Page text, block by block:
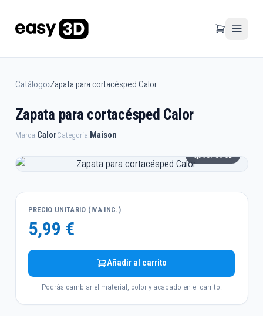
Catálogo›Zapata para cortacésped Calor
Zapata para cortacésped Calor
Marca:CalorCategoría:Maison
Ver en 3D
PRECIO UNITARIO (IVA INC.)
5,99 €
Añadir al carrito
Podrás cambiar el material, color y acabado en el carrito.